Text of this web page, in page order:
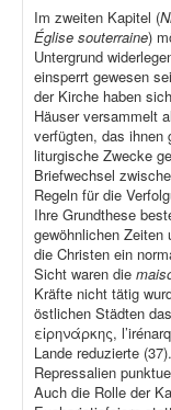
Im zweiten Kapitel (
Église souterraine)
Untergrund
einsperrt gewesen
der Kirche haben
Häuser versammelt
verfügten, das ihnen
liturgische Zwecke
Briefwechsel
Regeln für die
Ihre Grundthese
gewöhnlichen Zeiten
die Christen ein
Sicht waren die
Kräfte nicht tätig
östlichen Städten
εἰρηνάρκης,
Lande reduzierte
Repressalien
Auch die Rolle der